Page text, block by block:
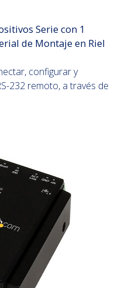
Serie con 1
de Montaje en Riel
configurar y
232 remoto, a través de